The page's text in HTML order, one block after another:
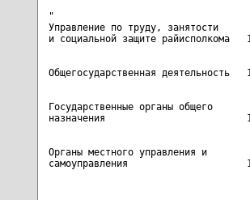
"
Управление по труду, занятости
Государственные органы общего
Органы местного управления и
самоуправления